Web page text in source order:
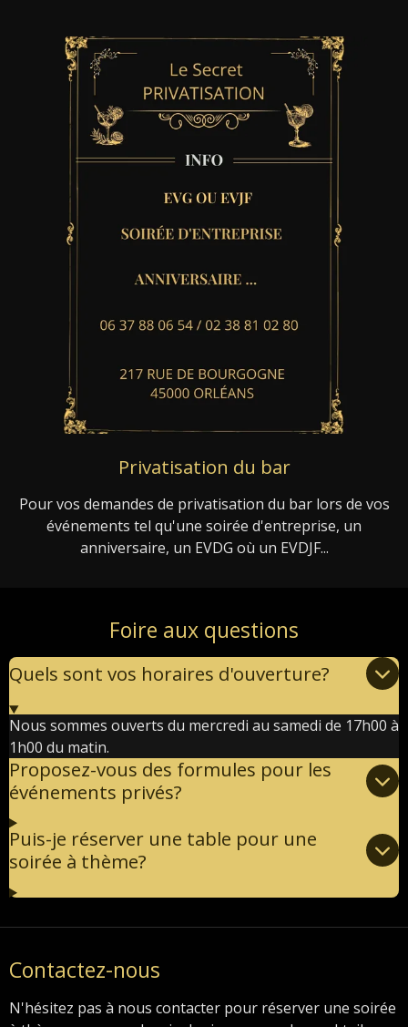
Privatisation du bar
Pour vos demandes de privatisation du bar lors de vos
événements tel qu'une soirée d'entreprise, un
anniversaire, un EVDG où un EVDJF...
Foire aux questions
Quels sont vos horaires d'ouverture?
Nous sommes ouverts du mercredi au samedi de 17h00 à
1h00 du matin.
Proposez-vous des formules pour les
événements privés?
Puis-je réserver une table pour une
soirée à thème?
Contactez-nous
N'hésitez pas à nous contacter pour réserver une soirée